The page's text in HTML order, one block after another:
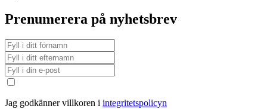
Prenumerera på nyhetsbrev
Jag godkänner villkoren i integritetspolicyn